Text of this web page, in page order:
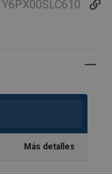
Y6PX00SLC610
Más detalles